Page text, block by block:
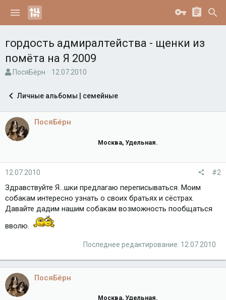
гордость адмиралтейства - щенки из
помёта на Я 2009
А
о
т
е
м
ПосяБёрн
Д
а
а
12.07.2010
Личные альбомы | семейные
ПосяБёрн
Москва, Удельная.
12.07.2010 #2
Здравствуйте Я...шки предлагаю переписываться. Моим
собакам интересно узнать о своих братьях и сёстрах.
Давайте дадим нашим собакам возможность пообщаться
вволю.
Последнее редактирование: 12.07.2010
ПосяБёрн
Москва, Удельная.